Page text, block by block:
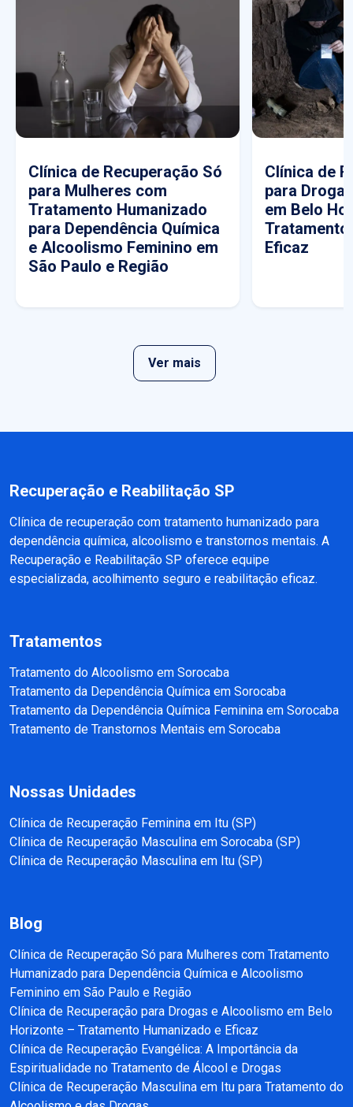
Clínica de Recuperação Só
para Mulheres com
Tratamento Humanizado
para Dependência Química
e Alcoolismo Feminino em
São Paulo e Região
Clínica de
para
em Belo
Tratamento
Eficaz
Ver mais
Recuperação e Reabilitação SP
Clínica de recuperação com tratamento humanizado para
dependência química, alcoolismo e transtornos mentais. A
Recuperação e Reabilitação SP oferece equipe
especializada, acolhimento seguro e reabilitação eficaz.
Tratamentos
Tratamento do Alcoolismo em Sorocaba
Tratamento da Dependência Química em Sorocaba
Tratamento da Dependência Química Feminina em Sorocaba
Tratamento de Transtornos Mentais em Sorocaba
Nossas Unidades
Clínica de Recuperação Feminina em Itu (SP)
Clínica de Recuperação Masculina em Sorocaba (SP)
Clínica de Recuperação Masculina em Itu (SP)
Blog
Clínica de Recuperação Só para Mulheres com Tratamento
Humanizado para Dependência Química e Alcoolismo
Feminino em São Paulo e Região
Clínica de Recuperação para Drogas e Alcoolismo em Belo
Horizonte – Tratamento Humanizado e Eficaz
Clínica de Recuperação Evangélica: A Importância da
Espiritualidade no Tratamento de Álcool e Drogas
Clínica de Recuperação Masculina em Itu para Tratamento do